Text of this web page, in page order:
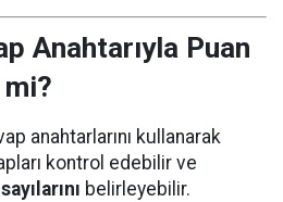
Anahtarıyla Puan
anahtarlarını kullanarak
kontrol edebilir ve
belirleyebilir.